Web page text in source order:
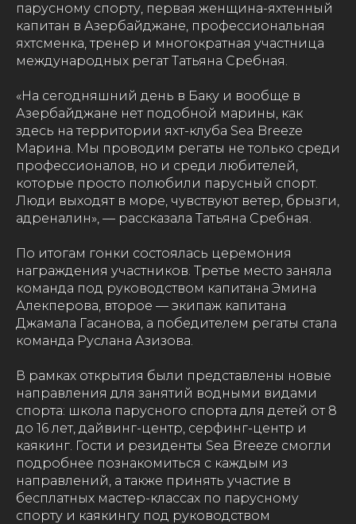
парусному спорту, первая женщина-яхтенный
капитан в Азербайджане, профессиональная
яхтсменка, тренер и многократная участница
международных регат Татьяна Сребная.
«На сегодняшний день в Баку и вообще в
Азербайджане нет подобной марины, как
здесь на территории яхт-клуба Sea Breeze
Марина. Мы проводим регаты не только среди
профессионалов, но и среди любителей,
которые просто полюбили парусный спорт.
Люди выходят в море, чувствуют ветер, брызги,
адреналин», — рассказала Татьяна Сребная.
По итогам гонки состоялась церемония
награждения участников. Третье место заняла
команда под руководством капитана Эмина
Алекперова, второе — экипаж капитана
Джамала Гасанова, а победителем регаты стала
команда Руслана Азизова.
В рамках открытия были представлены новые
направления для занятий водными видами
спорта: школа парусного спорта для детей от 8
до 16 лет, дайвинг-центр, серфинг-центр и
каякинг. Гости и резиденты Sea Breeze смогли
подробнее познакомиться с каждым из
направлений, а также принять участие в
бесплатных мастер-классах по парусному
спорту и каякингу под руководством